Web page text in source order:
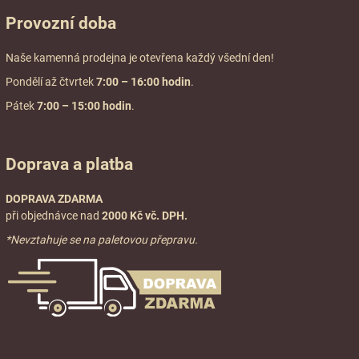
Provozní doba
Naše kamenná prodejna je otevřena každý všední den!
Pondělí až čtvrtek7:00 – 16:00 hodin.
Pátek7:00 – 15:00 hodin.
Doprava a platba
DOPRAVA ZDARMA
při objednávce nad 2000 Kč vč. DPH.
*Nevztahuje se na paletovou přepravu.